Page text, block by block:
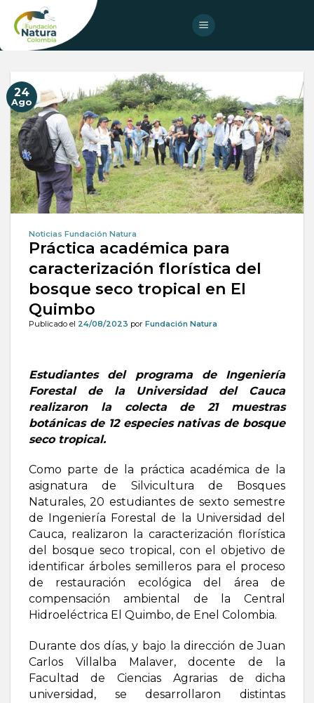
content
24
Ago
Noticias Fundación Natura
Práctica académica para
caracterización florística del
bosque seco tropical en El
Quimbo
Publicado el 24/08/2023 por Fundación Natura
Estudiantes del programa de Ingeniería
Forestal de la Universidad del Cauca
realizaron la colecta de 21 muestras
botánicas de 12 especies nativas de bosque
seco tropical.
Como parte de la práctica académica de la
asignatura de Silvicultura de Bosques
Naturales, 20 estudiantes de sexto semestre
de Ingeniería Forestal de la Universidad del
Cauca, realizaron la caracterización florística
del bosque seco tropical, con el objetivo de
identificar árboles semilleros para el proceso
de restauración ecológica del área de
compensación ambiental de la Central
Hidroeléctrica El Quimbo, de Enel Colombia.
Durante dos días, y bajo la dirección de Juan
Carlos Villalba Malaver, docente de la
Facultad de Ciencias Agrarias de dicha
universidad, se desarrollaron distintas